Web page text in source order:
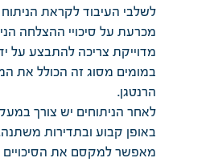
לשלבי העיבוד לקראת
מכרעת על סיכויי ההצלחה
מדוייקת צריכה להתבצע על
במומים מסוג זה הכולל את
הרנטגן.
לאחר הניתוחים יש צורך
באופן קבוע ובתדירות
מאפשר למקסם את הסיכויים